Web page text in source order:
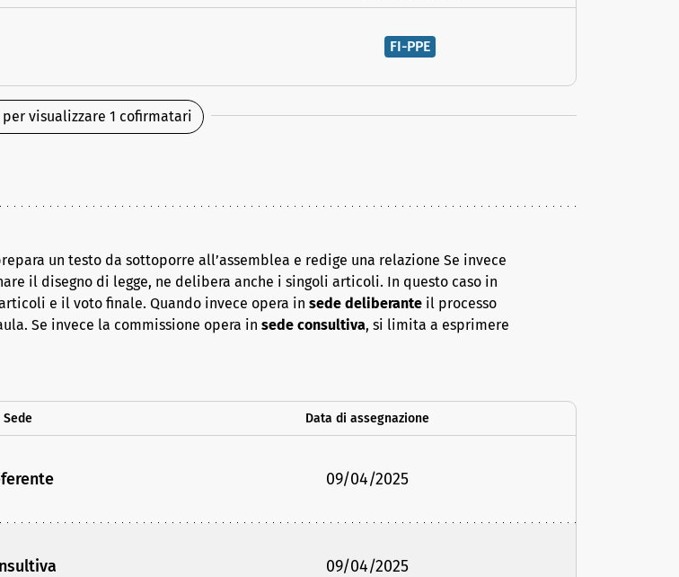
FI-PPE
per visualizzare 1 cofirmatari
un testo da sottoporre all’assemblea e redige una relazione Se invece
il disegno di legge, ne delibera anche i singoli articoli. In questo caso in
e il voto finale. Quando invece opera in sede deliberante il processo
Se invece la commissione opera in sede consultiva, si limita a esprimere
Sede Data di assegnazione
09/04/2025
09/04/2025